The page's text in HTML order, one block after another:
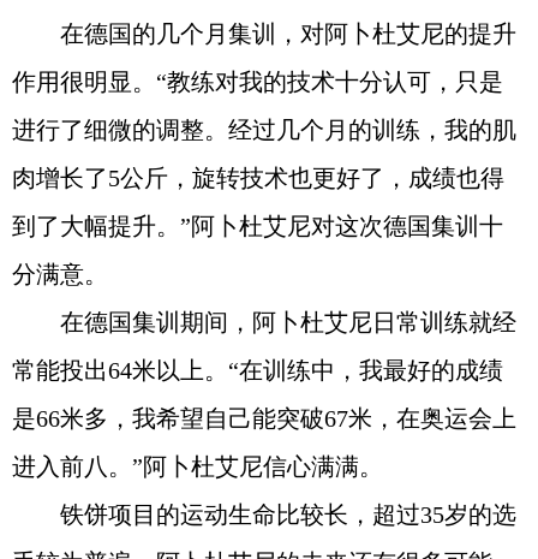
在德国的几个月集训，对阿卜杜艾尼的提升
作用很明显。“教练对我的技术十分认可，只是
进行了细微的调整。经过几个月的训练，我的肌
肉增长了5公斤，旋转技术也更好了，成绩也得
到了大幅提升。”阿卜杜艾尼对这次德国集训十
分满意。
在德国集训期间，阿卜杜艾尼日常训练就经
常能投出64米以上。“在训练中，我最好的成绩
是66米多，我希望自己能突破67米，在奥运会上
进入前八。”阿卜杜艾尼信心满满。
铁饼项目的运动生命比较长，超过35岁的选